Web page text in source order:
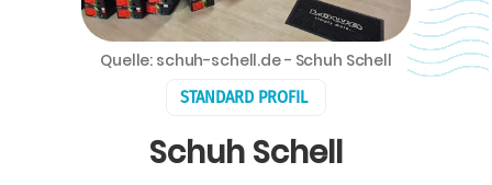
STANDARD PROFIL
Schuh Schell
Quelle: schuh-schell.de - Schuh Schell